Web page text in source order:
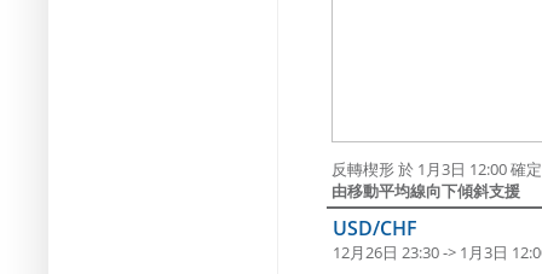
反轉楔形 於 1月3日 12:00 確
由移動平均線向下傾斜支援
USD/CHF
12月26日 23:30 -> 1月3日